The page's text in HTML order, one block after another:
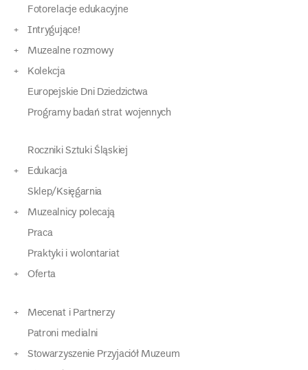
Fotorelacje edukacyjne
Intrygujące!
Muzealne rozmowy
Kolekcja
Europejskie Dni Dziedzictwa
Programy badań strat wojennych
Roczniki Sztuki Śląskiej
Edukacja
Sklep/Księgarnia
Muzealnicy polecają
Praca
Praktyki i wolontariat
Oferta
Mecenat i Partnerzy
Patroni medialni
Stowarzyszenie Przyjaciół Muzeum